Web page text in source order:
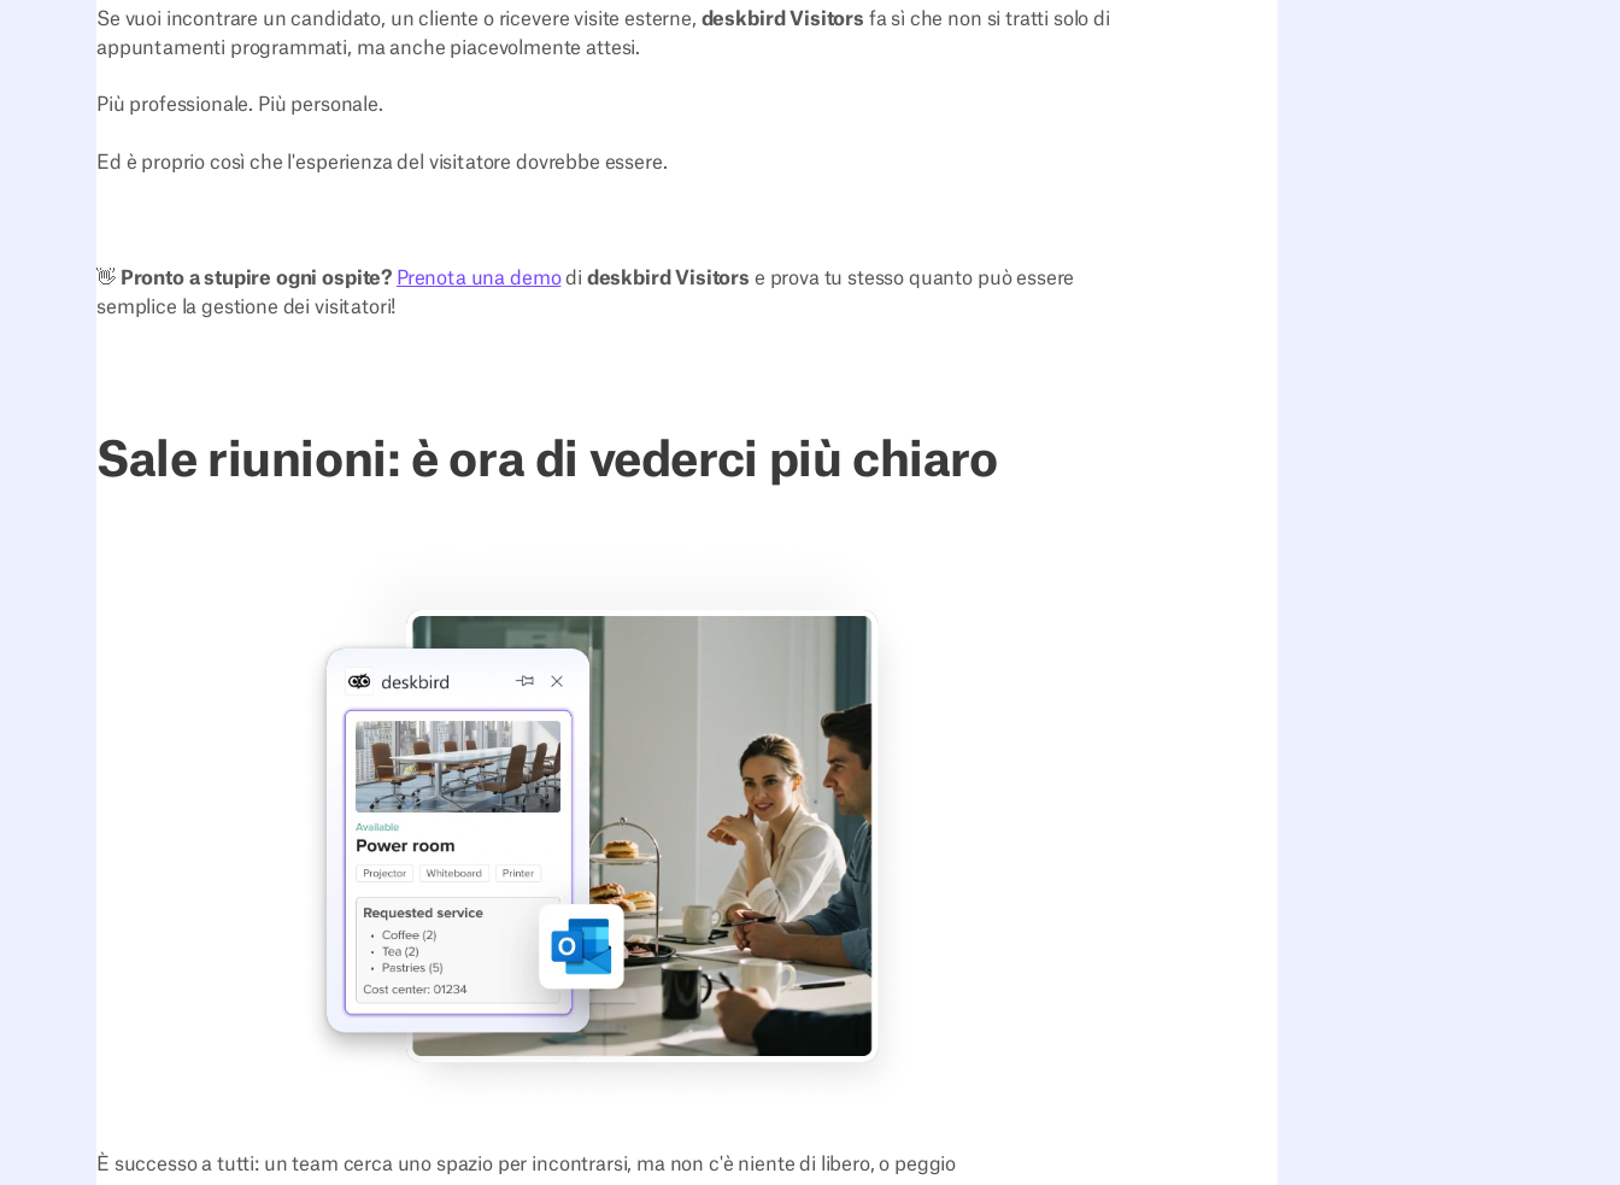
Se vuoi incontrare un candidato, un cliente o ricevere visite esterne, deskbird Visitors fa sì che non si tratti solo di
appuntamenti programmati, ma anche piacevolmente attesi.
Più professionale. Più personale.
Ed è proprio così che l'esperienza del visitatore dovrebbe essere.
👋 Pronto a stupire ogni ospite? Prenota una demodi deskbird Visitors e prova tu stesso quanto può essere
semplice la gestione dei visitatori!
Sale riunioni: è ora di vederci più chiaro
È successo a tutti: un team cerca uno spazio per incontrarsi, ma non c'è niente di libero, o peggio